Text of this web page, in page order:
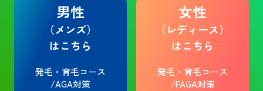
男性
（メンズ）
はこちら
発毛・育毛コース
/AGA対策
女性
（レディース）
はこちら
発毛・育毛コース
/FAGA対策